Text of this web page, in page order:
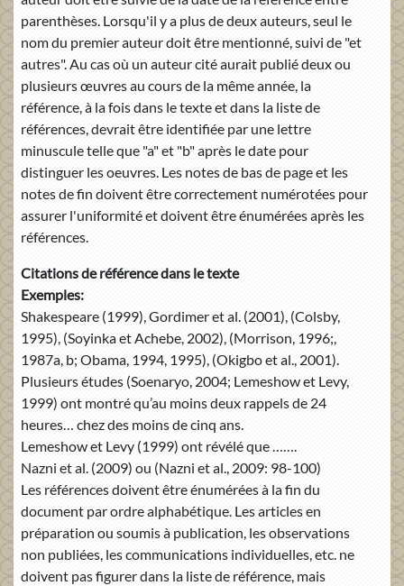
parenthèses. Lorsqu'il y a plus de deux auteurs, seul le
nom du premier auteur doit être mentionné, suivi de "et
autres". Au cas où un auteur cité aurait publié deux ou
plusieurs œuvres au cours de la même année, la
référence, à la fois dans le texte et dans la liste de
références, devrait être identifiée par une lettre
minuscule telle que "a" et "b" après le date pour
distinguer les oeuvres. Les notes de bas de page et les
notes de fin doivent être correctement numérotées pour
assurer l'uniformité et doivent être énumérées après les
références.
Citations de référence dans le texte
Exemples:
Shakespeare (1999), Gordimer et al. (2001), (Colsby,
1995), (Soyinka et Achebe, 2002), (Morrison, 1996;,
1987a, b; Obama, 1994, 1995), (Okigbo et al., 2001).
Plusieurs études (Soenaryo, 2004; Lemeshow et Levy,
1999) ont montré qu’au moins deux rappels de 24
heures… chez des moins de cinq ans.
Lemeshow et Levy (1999) ont révélé que …….
Nazni et al. (2009) ou (Nazni et al., 2009: 98-100)
Les références doivent être énumérées à la fin du
document par ordre alphabétique. Les articles en
préparation ou soumis à publication, les observations
non publiées, les communications individuelles, etc. ne
doivent pas figurer dans la liste de référence, mais